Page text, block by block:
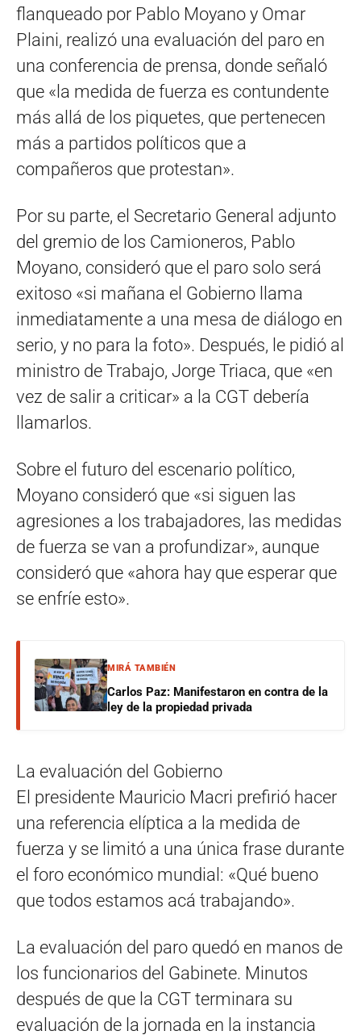
flanqueado por Pablo Moyano y Omar
Plaini, realizó una evaluación del paro en
una conferencia de prensa, donde señaló
que «la medida de fuerza es contundente
más allá de los piquetes, que pertenecen
más a partidos políticos que a
compañeros que protestan».
Por su parte, el Secretario General adjunto
del gremio de los Camioneros, Pablo
Moyano, consideró que el paro solo será
exitoso «si mañana el Gobierno llama
inmediatamente a una mesa de diálogo en
serio, y no para la foto». Después, le pidió al
ministro de Trabajo, Jorge Triaca, que «en
vez de salir a criticar» a la CGT debería
llamarlos.
Sobre el futuro del escenario político,
Moyano consideró que «si siguen las
agresiones a los trabajadores, las medidas
de fuerza se van a profundizar», aunque
consideró que «ahora hay que esperar que
se enfríe esto».
MIRÁ TAMBIÉN
Carlos Paz: Manifestaron en contra de la
ley de la propiedad privada
La evaluación del Gobierno
El presidente Mauricio Macri prefirió hacer
una referencia elíptica a la medida de
fuerza y se limitó a una única frase durante
el foro económico mundial: «Qué bueno
que todos estamos acá trabajando».
La evaluación del paro quedó en manos de
los funcionarios del Gabinete. Minutos
después de que la CGT terminara su
evaluación de la jornada en la instancia